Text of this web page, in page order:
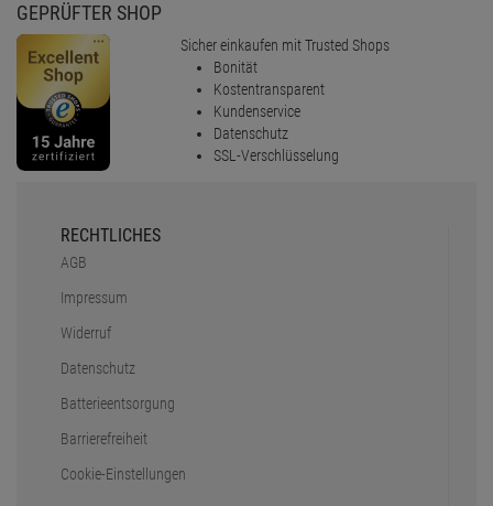
GEPRÜFTER SHOP
Sicher einkaufen mit Trusted Shops
Bonität
Kostentransparent
Kundenservice
Datenschutz
SSL-Verschlüsselung
RECHTLICHES
AGB
Impressum
Widerruf
Datenschutz
Batterieentsorgung
Barrierefreiheit
Cookie-Einstellungen